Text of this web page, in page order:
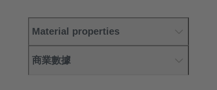
Material properties
商業數據